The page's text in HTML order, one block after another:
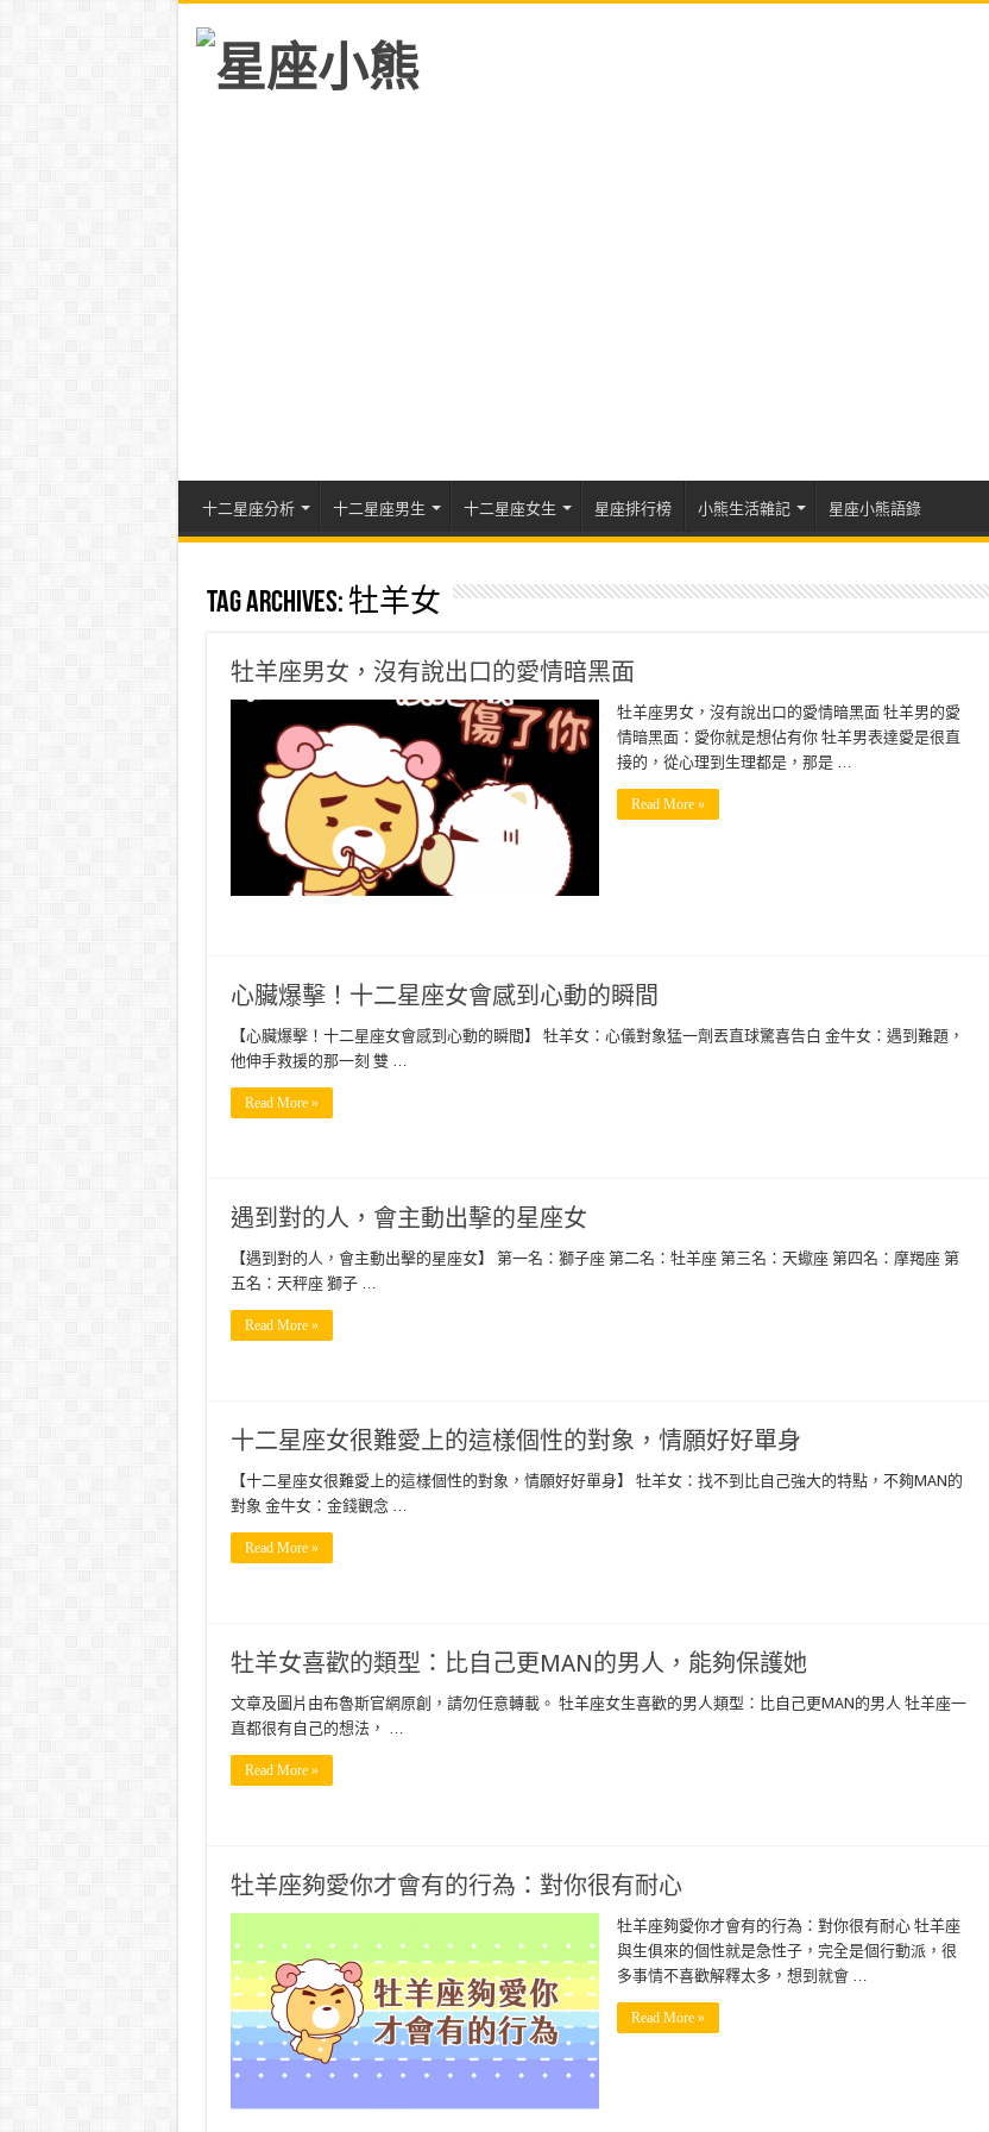
十二星座分析 十二星座男生 十二星座女生 星座排行榜 小熊生活雜記 星座小熊語錄
Tag Archives: 牡羊女
牡羊座男女，沒有說出口的愛情暗黑面
牡羊座男女，沒有說出口的愛情暗黑面 牡羊男的愛
情暗黑面：愛你就是想佔有你 牡羊男表達愛是很直
接的，從心理到生理都是，那是 …
Read More »
心臟爆擊！十二星座女會感到心動的瞬間
【心臟爆擊！十二星座女會感到心動的瞬間】 牡羊女：心儀對象猛一劑丟直球驚喜告白 金牛女：遇到難題，
他伸手救援的那一刻 雙 …
Read More »
遇到對的人，會主動出擊的星座女
【遇到對的人，會主動出擊的星座女】 第一名：獅子座 第二名：牡羊座 第三名：天蠍座 第四名：摩羯座 第
五名：天秤座 獅子 …
Read More »
十二星座女很難愛上的這樣個性的對象，情願好好單身
【十二星座女很難愛上的這樣個性的對象，情願好好單身】 牡羊女：找不到比自己強大的特點，不夠MAN的
對象 金牛女：金錢觀念 …
Read More »
牡羊女喜歡的類型：比自己更MAN的男人，能夠保護她
文章及圖片由布魯斯官網原創，請勿任意轉載。 牡羊座女生喜歡的男人類型：比自己更MAN的男人 牡羊座一
直都很有自己的想法， …
Read More »
牡羊座夠愛你才會有的行為：對你很有耐心
牡羊座夠愛你才會有的行為：對你很有耐心 牡羊座
與生俱來的個性就是急性子，完全是個行動派，很
多事情不喜歡解釋太多，想到就會 …
Read More »